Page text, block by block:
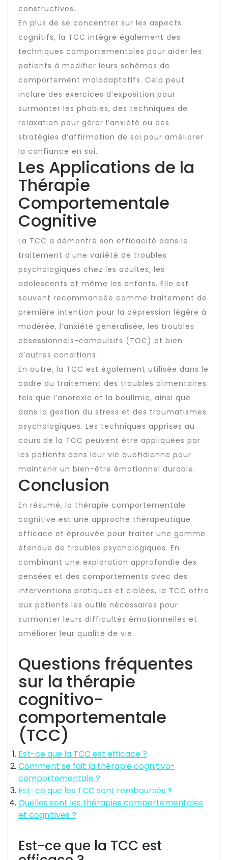
constructives.
En plus de se concentrer sur les aspects
cognitifs, la TCC intègre également des
techniques comportementales pour aider les
patients à modifier leurs schémas de
comportement maladaptatifs. Cela peut
inclure des exercices d’exposition pour
surmonter les phobies, des techniques de
relaxation pour gérer l’anxiété ou des
stratégies d’affirmation de soi pour améliorer
la confiance en soi.
Les Applications de la
Thérapie
Comportementale
Cognitive
La TCC a démontré son efficacité dans le
traitement d’une variété de troubles
psychologiques chez les adultes, les
adolescents et même les enfants. Elle est
souvent recommandée comme traitement de
première intention pour la dépression légère à
modérée, l’anxiété généralisée, les troubles
obsessionnels-compulsifs (TOC) et bien
d’autres conditions.
En outre, la TCC est également utilisée dans le
cadre du traitement des troubles alimentaires
tels que l’anorexie et la boulimie, ainsi que
dans la gestion du stress et des traumatismes
psychologiques. Les techniques apprises au
cours de la TCC peuvent être appliquées par
les patients dans leur vie quotidienne pour
maintenir un bien-être émotionnel durable.
Conclusion
En résumé, la thérapie comportementale
cognitive est une approche thérapeutique
efficace et éprouvée pour traiter une gamme
étendue de troubles psychologiques. En
combinant une exploration approfondie des
pensées et des comportements avec des
interventions pratiques et ciblées, la TCC offre
aux patients les outils nécessaires pour
surmonter leurs difficultés émotionnelles et
améliorer leur qualité de vie.
Questions fréquentes
sur la thérapie
cognitivo-
comportementale
(TCC)
Est-ce que la TCC est efficace ?
Comment se fait la thérapie cognitivo-
comportementale ?
Est-ce que les TCC sont remboursés ?
Quelles sont les thérapies comportementales
et cognitives ?
Est-ce que la TCC est